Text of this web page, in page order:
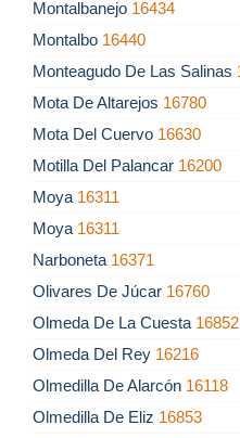
Montalbanejo 16434
Montalbo 16440
Monteagudo De Las Salinas
Mota De Altarejos 16780
Mota Del Cuervo 16630
Motilla Del Palancar 16200
Moya 16311
Moya 16311
Narboneta 16371
Olivares De Júcar 16760
Olmeda De La Cuesta 16852
Olmeda Del Rey 16216
Olmedilla De Alarcón 16118
Olmedilla De Eliz 16853